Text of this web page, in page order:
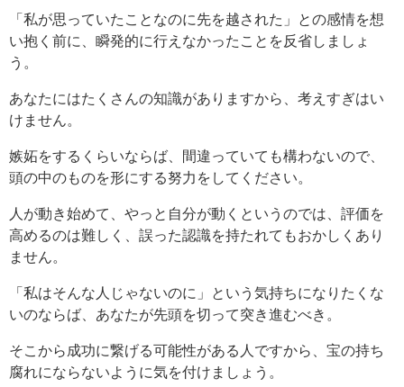
「私が思っていたことなのに先を越された」との感情を想
い抱く前に、瞬発的に行えなかったことを反省しましょ
う。
あなたにはたくさんの知識がありますから、考えすぎはい
けません。
嫉妬をするくらいならば、間違っていても構わないので、
頭の中のものを形にする努力をしてください。
人が動き始めて、やっと自分が動くというのでは、評価を
高めるのは難しく、誤った認識を持たれてもおかしくあり
ません。
「私はそんな人じゃないのに」という気持ちになりたくな
いのならば、あなたが先頭を切って突き進むべき。
そこから成功に繋げる可能性がある人ですから、宝の持ち
腐れにならないように気を付けましょう。